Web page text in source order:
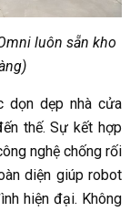
luôn sẵn kho
dọn dẹp nhà cửa
thế. Sự kết hợp
nghệ chống rối
diện giúp robot
hiện đại. Không